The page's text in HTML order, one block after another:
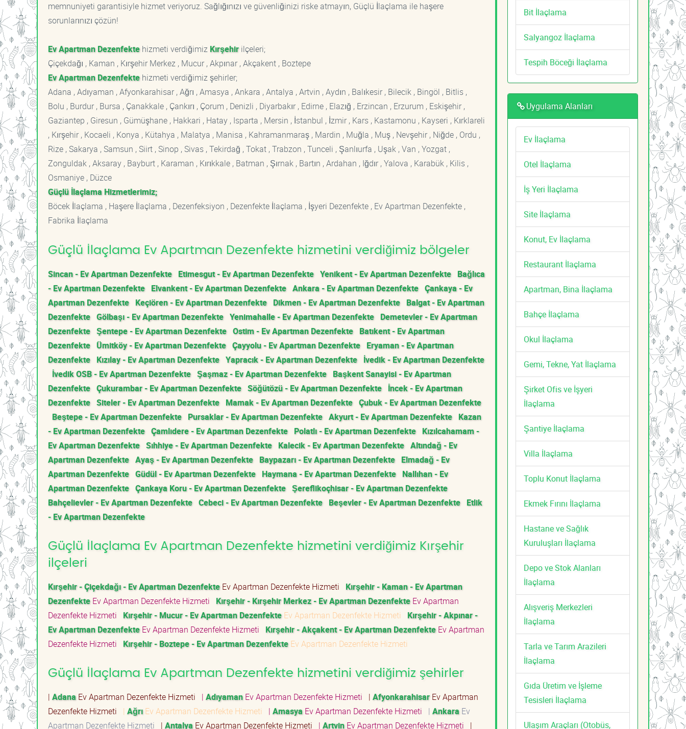
memnuniyeti garantisiyle hizmet veriyoruz. Sağlığınızı ve güvenliğinizi riske atmayın, Güçlü İlaçlama ile haşere
sorunlarınızı çözün!
Ev Apartman Dezenfektehizmeti verdiğimiz Kırşehir ilçeleri;
Çiçekdağı , Kaman , Kırşehir Merkez , Mucur , Akpınar , Akçakent , Boztepe
Ev Apartman Dezenfektehizmeti verdiğimiz şehirler;
Adana , Adıyaman , Afyonkarahisar , Ağrı , Amasya , Ankara , Antalya , Artvin , Aydın , Balıkesir , Bilecik , Bingöl , Bitlis ,
Bolu , Burdur , Bursa , Çanakkale , Çankırı , Çorum , Denizli , Diyarbakır , Edirne , Elazığ , Erzincan , Erzurum , Eskişehir ,
Gaziantep , Giresun , Gümüşhane , Hakkari , Hatay , Isparta , Mersin , İstanbul , İzmir , Kars , Kastamonu , Kayseri , Kırklareli
, Kırşehir , Kocaeli , Konya , Kütahya , Malatya , Manisa , Kahramanmaraş , Mardin , Muğla , Muş , Nevşehir , Niğde , Ordu ,
Rize , Sakarya , Samsun , Siirt , Sinop , Sivas , Tekirdağ , Tokat , Trabzon , Tunceli , Şanlıurfa , Uşak , Van , Yozgat ,
Zonguldak , Aksaray , Bayburt , Karaman , Kırıkkale , Batman , Şırnak , Bartın , Ardahan , Iğdır , Yalova , Karabük , Kilis ,
Osmaniye , Düzce
Güçlü İlaçlama Hizmetlerimiz;
Böcek İlaçlama , Haşere İlaçlama , Dezenfeksiyon , Dezenfekte İlaçlama , İşyeri Dezenfekte , Ev Apartman Dezenfekte ,
Fabrika İlaçlama
Güçlü İlaçlama Ev Apartman Dezenfekte hizmetini verdiğimiz bölgeler
Sincan - Ev Apartman Dezenfekte Etimesgut - Ev Apartman Dezenfekte Yenikent - Ev Apartman Dezenfekte Bağlıca
- Ev Apartman Dezenfekte Elvankent - Ev Apartman Dezenfekte Ankara - Ev Apartman Dezenfekte Çankaya - Ev
Apartman Dezenfekte Keçiören - Ev Apartman Dezenfekte Dikmen - Ev Apartman Dezenfekte Balgat - Ev Apartman
Dezenfekte Gölbaşı - Ev Apartman Dezenfekte Yenimahalle - Ev Apartman Dezenfekte Demetevler - Ev Apartman
Dezenfekte Şentepe - Ev Apartman Dezenfekte Ostim - Ev Apartman Dezenfekte Batıkent - Ev Apartman
Dezenfekte Ümitköy - Ev Apartman Dezenfekte Çayyolu - Ev Apartman Dezenfekte Eryaman - Ev Apartman
Dezenfekte Kızılay - Ev Apartman Dezenfekte Yapracık - Ev Apartman Dezenfekte İvedik - Ev Apartman Dezenfekte
İvedik OSB - Ev Apartman Dezenfekte Şaşmaz - Ev Apartman Dezenfekte Başkent Sanayisi - Ev Apartman
Dezenfekte Çukurambar - Ev Apartman Dezenfekte Söğütözü - Ev Apartman Dezenfekte İncek - Ev Apartman
Dezenfekte Siteler - Ev Apartman Dezenfekte Mamak - Ev Apartman Dezenfekte Çubuk - Ev Apartman Dezenfekte
Beştepe - Ev Apartman Dezenfekte Pursaklar - Ev Apartman Dezenfekte Akyurt - Ev Apartman Dezenfekte Kazan
- Ev Apartman Dezenfekte Çamlıdere - Ev Apartman Dezenfekte Polatlı - Ev Apartman Dezenfekte Kızılcahamam -
Ev Apartman Dezenfekte Sıhhiye - Ev Apartman Dezenfekte Kalecik - Ev Apartman Dezenfekte Altındağ - Ev
Apartman Dezenfekte Ayaş - Ev Apartman Dezenfekte Baypazarı - Ev Apartman Dezenfekte Elmadağ - Ev
Apartman Dezenfekte Güdül - Ev Apartman Dezenfekte Haymana - Ev Apartman Dezenfekte Nallıhan - Ev
Apartman Dezenfekte Çankaya Koru - Ev Apartman Dezenfekte Şereflikoçhisar - Ev Apartman Dezenfekte
Bahçelievler - Ev Apartman Dezenfekte Cebeci - Ev Apartman Dezenfekte Beşevler - Ev Apartman Dezenfekte Etlik
- Ev Apartman Dezenfekte
Güçlü İlaçlama Ev Apartman Dezenfekte hizmetini verdiğimiz Kırşehir
ilçeleri
Kırşehir - Çiçekdağı - Ev Apartman DezenfekteEv Apartman Dezenfekte Hizmeti
Kırşehir - Kaman - Ev Apartman
DezenfekteEv Apartman Dezenfekte Hizmeti Kırşehir - Kırşehir Merkez - Ev Apartman DezenfekteEv Apartman
Dezenfekte Hizmeti
Kırşehir - Mucur - Ev Apartman DezenfekteEv Apartman Dezenfekte Hizmeti
Kırşehir - Akpınar -
Ev Apartman DezenfekteEv Apartman Dezenfekte Hizmeti Kırşehir - Akçakent - Ev Apartman DezenfekteEv Apartman
Dezenfekte Hizmeti
Kırşehir - Boztepe - Ev Apartman DezenfekteEv Apartman Dezenfekte Hizmeti
Güçlü İlaçlama Ev Apartman Dezenfekte hizmetini verdiğimiz şehirler
| Adana Ev Apartman Dezenfekte Hizmeti | AdıyamanEv Apartman Dezenfekte Hizmeti | Afyonkarahisar Ev Apartman
Dezenfekte Hizmeti
| AğrıEv Apartman Dezenfekte Hizmeti | Amasya Ev Apartman Dezenfekte Hizmeti | Ankara Ev
Apartman Dezenfekte Hizmeti
| Antalya Ev Apartman Dezenfekte Hizmeti | ArtvinEv Apartman Dezenfekte Hizmeti |
Bit İlaçlama
Salyangoz İlaçlama
Tespih Böceği İlaçlama
Uygulama Alanları
Ev İlaçlama
Otel İlaçlama
İş Yeri İlaçlama
Site İlaçlama
Konut, Ev İlaçlama
Restaurant İlaçlama
Apartman, Bina İlaçlama
Bahçe İlaçlama
Okul İlaçlama
Gemi, Tekne, Yat İlaçlama
Şirket Ofis ve İşyeri
İlaçlama
Şantiye İlaçlama
Villa İlaçlama
Toplu Konut İlaçlama
Ekmek Fırını İlaçlama
Hastane ve Sağlık
Kuruluşları İlaçlama
Depo ve Stok Alanları
İlaçlama
Alışveriş Merkezleri
İlaçlama
Tarla ve Tarım Arazileri
İlaçlama
Gıda Üretim ve İşleme
Tesisleri İlaçlama
Ulaşım Araçları (Otobüs,